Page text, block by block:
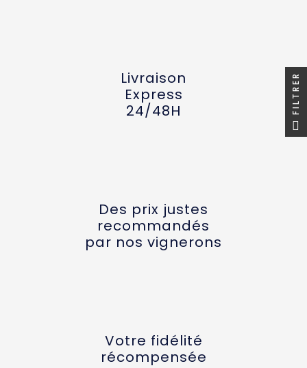
Livraison
Express
24/48H
Des prix justes
recommandés
par nos vignerons
Votre fidélité
récompensée
FILTRER